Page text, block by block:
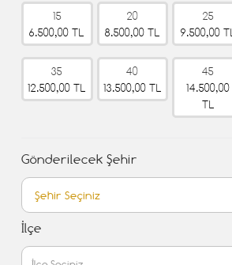
15
6.500,00 TL
20
8.500,00 TL
25
9.500,00 TL
35
12.500,00 TL
40
13.500,00 TL
45
14.500,00
TL
Gönderilecek Şehir
İlçe